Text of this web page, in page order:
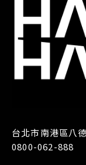
台北市南港區八
0800-062-888